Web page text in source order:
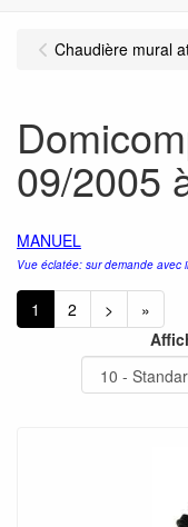
Chaudière mural
09/2005
MANUEL
Vue éclatée: sur demande avec
1 2 >
»